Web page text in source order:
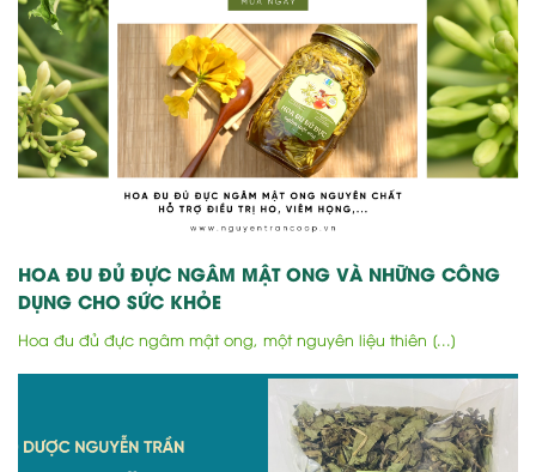
HOA ĐU ĐỦ ĐỰC NGÂM MẬT ONG VÀ NHỮNG CÔNG
DỤNG CHO SỨC KHỎE
Hoa đu đủ đực ngâm mật ong, một nguyên liệu thiên [...]